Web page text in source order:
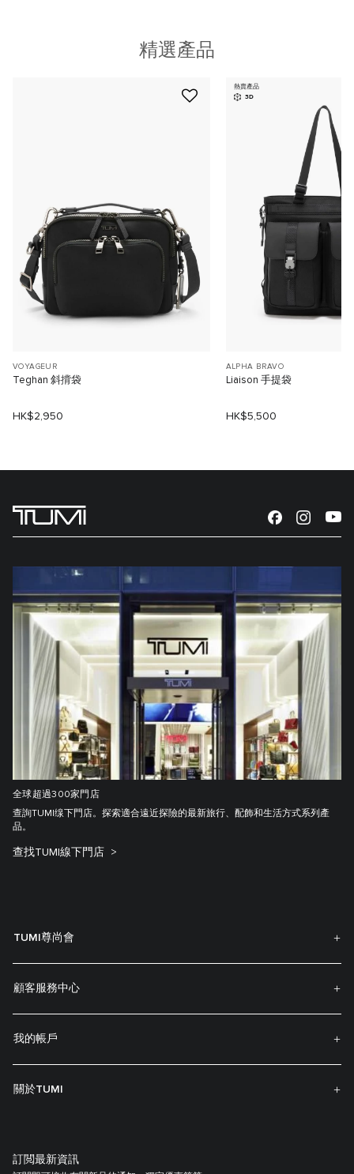
精選產品
VOYAGEUR
Teghan 斜揹袋
HK$2,950
熱賣產品
3D
ALPHA BRAVO
Liaison 手提袋
HK$5,500
全球超過300家門店
查詢TUMI缐下門店。探索適合遠近探險的最新旅行、配飾和生活方式系列產
品。
查找TUMI線下門店
TUMI尊尚會
顧客服務中心
我的帳戶
關於TUMI
訂閲最新資訊